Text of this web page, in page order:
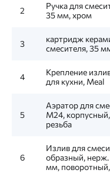
2
Ручка для
35 мм, хром
3
картридж
смесителя, 35
4
Крепление
для кухни, Meal
5
Аэратор для
M24,
резьба
6
Излив для
образный,
мм,